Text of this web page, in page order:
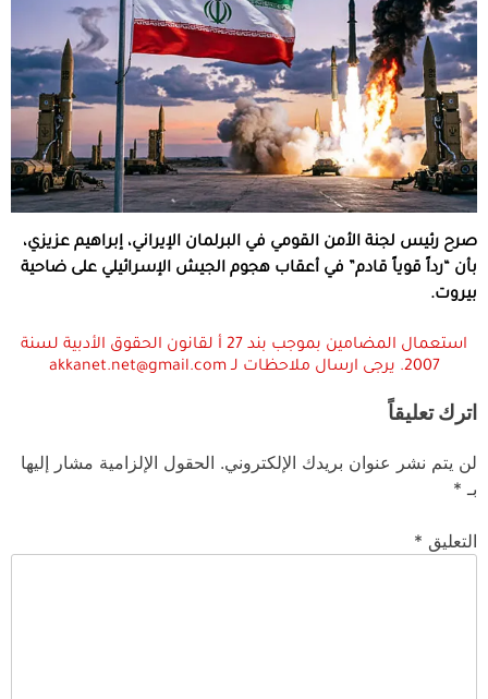
صرح رئيس لجنة الأمن القومي في البرلمان الإيراني، إبراهيم عزيزي،
بأن “رداً قوياً قادم” في أعقاب هجوم الجيش الإسرائيلي على ضاحية
بيروت.
استعمال المضامين بموجب بند 27 أ لقانون الحقوق الأدبية لسنة
2007. يرجى ارسال ملاحظات لـ akkanet.net@gmail.com
اترك تعليقاً
لن يتم نشر عنوان بريدك الإلكتروني. الحقول الإلزامية مشار إليها
بـ *
التعليق *